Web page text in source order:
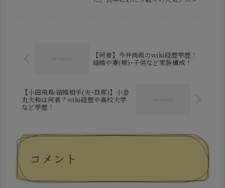
【何者】今井尚哉のwiki経歴学歴！
結婚や妻(嫁)･子供など家族構成！
【小田飛鳥:結婚相手(夫･旦那)】小金
丸大和は何者？wiki経歴や高校大学
など学歴！
コメント